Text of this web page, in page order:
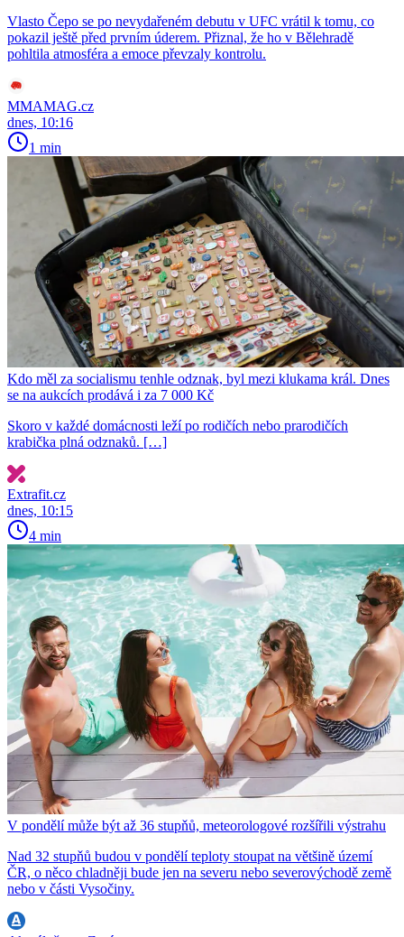
Vlasto Čepo se po nevydařeném debutu v UFC vrátil k tomu, co
pokazil ještě před prvním úderem. Přiznal, že ho v Bělehradě
pohltila atmosféra a emoce převzaly kontrolu.
MMAMAG.cz
dnes, 10:16
1 min
Kdo měl za socialismu tenhle odznak, byl mezi klukama král. Dnes
se na aukcích prodává i za 7 000 Kč
Skoro v každé domácnosti leží po rodičích nebo prarodičích
krabička plná odznaků. […]
Extrafit.cz
dnes, 10:15
4 min
V pondělí může být až 36 stupňů, meteorologové rozšířili výstrahu
Nad 32 stupňů budou v pondělí teploty stoupat na většině území
ČR, o něco chladněji bude jen na severu nebo severovýchodě země
nebo v části Vysočiny.